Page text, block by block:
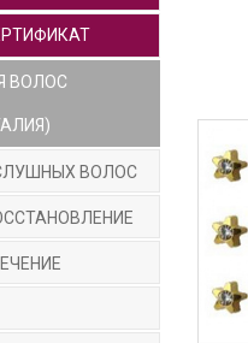
ВОЛОС
ВОЛОС